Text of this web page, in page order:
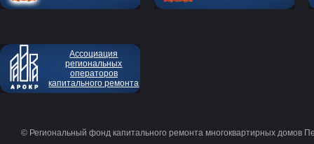
Ассоциация
региональных
операторов
капитального ремонта
© Региональный фонд капитального ремонта многоквартирных домов